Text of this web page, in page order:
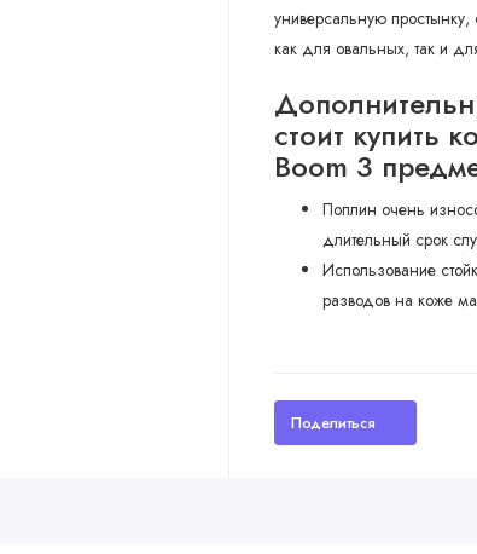
универсальную
как для овальных, так и
стоит купить
Boom 3
Поплин очень
длительный срок
Использование
разводов на коже
Поделиться